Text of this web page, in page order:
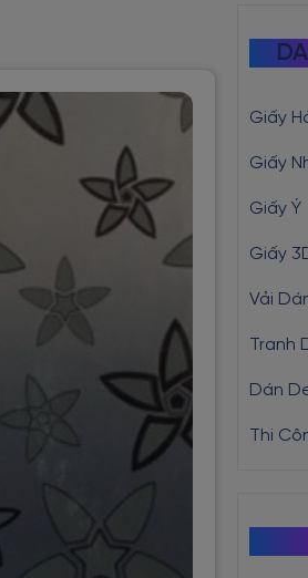
Giấy
Giấy
Giấy Ý
Giấy
Vải
Tranh
Dán
Thi